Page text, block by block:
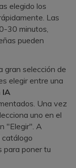
elegido los
Las
30 minutos,
pueden
gran selección de
elegir entre una
IA
Una vez
uno en el
"Elegir".󠀲󠀡󠀠󠀦󠀣󠀩󠀣󠀣󠀢󠀳󠀰 A
catálogo
para poner tu